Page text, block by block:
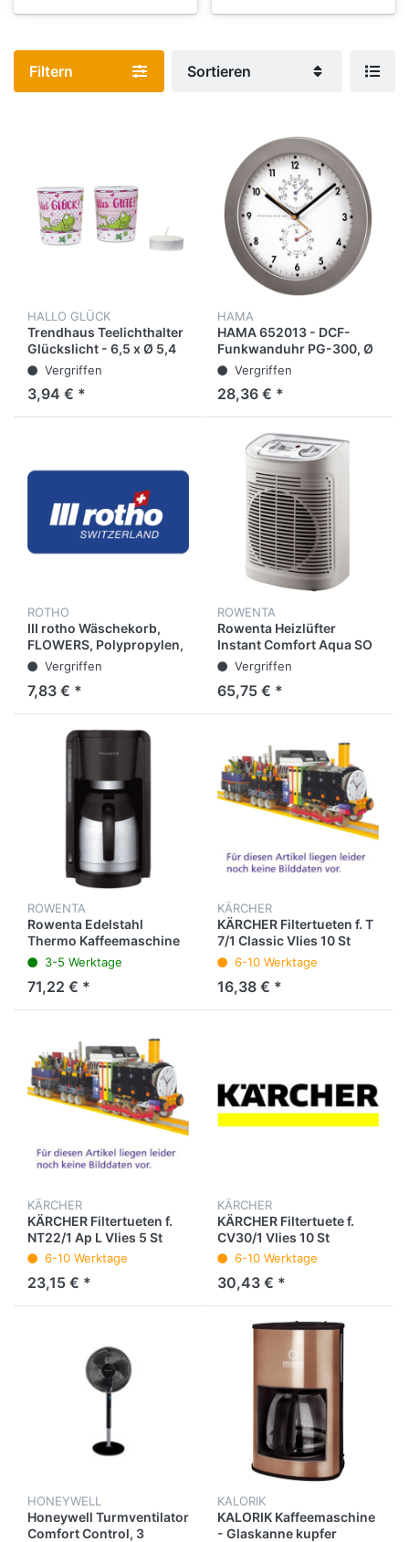
Filtern Sortieren
HALLO GLÜCK
Trendhaus Teelichthalter
Glückslicht - 6,5 x Ø 5,4
cm, Glas, sortiert
Vergriffen
3,94 € *
HAMA
HAMA 652013 - DCF-
Funkwanduhr PG-300, Ø
30 cm, mit
Thermo-/Hygrometer,
Weiß/silber
Vergriffen
28,36 € *
ROTHO
III rotho Wäschekorb,
FLOWERS, Polypropylen,
50 l, 65,1 x 48,6 x 26,2
cm, grau
Vergriffen
7,83 € *
ROWENTA
Rowenta Heizlüfter
Instant Comfort Aqua SO
6510Vergriffen
65,75 € *
ROWENTA
Rowenta Edelstahl
Thermo Kaffeemaschine
CT 3818, schwarz
3-5 Werktage
71,22 € *
KÄRCHER
KÄRCHER Filtertueten f. T
7/1 Classic Vlies 10 St
6-10 Werktage
16,38 € *
KÄRCHER
KÄRCHER Filtertueten f.
NT22/1 Ap L Vlies 5 St
6-10 Werktage
23,15 € *
KÄRCHER
KÄRCHER Filtertuete f.
CV30/1 Vlies 10 St
6-10 Werktage
30,43 € *
HONEYWELL
Honeywell Turmventilator
Comfort Control, 3
KALORIK
KALORIK Kaffeemaschine
- Glaskanne kupfer